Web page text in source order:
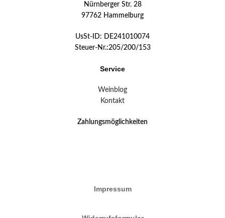
Nürnberger Str. 28
97762 Hammelburg
UsSt-ID: DE241010074
Steuer-Nr.:205/200/153
Service
Weinblog
Kontakt
Zahlungsmöglichkeiten
Impressum